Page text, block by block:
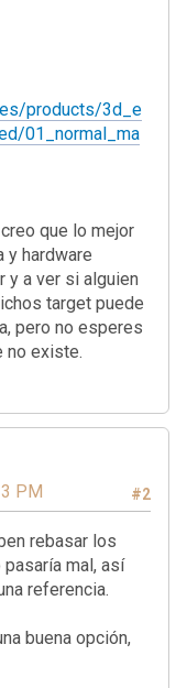
products/3d_e
01_normal_ma
que lo mejor
y hardware
y a ver si alguien
target puede
pero no esperes
no existe.
#2
PM
rebasar los
mal, así
referencia.
buena opción,